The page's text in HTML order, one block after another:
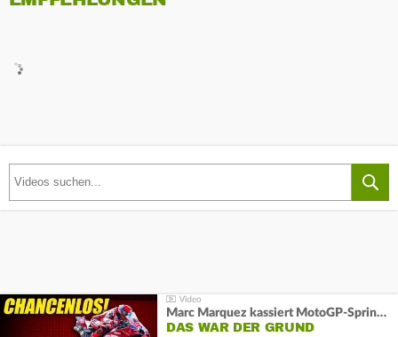
Marc Marquez kassiert MotoGP-Sprint-Schlappe:
DAS WAR DER GRUND